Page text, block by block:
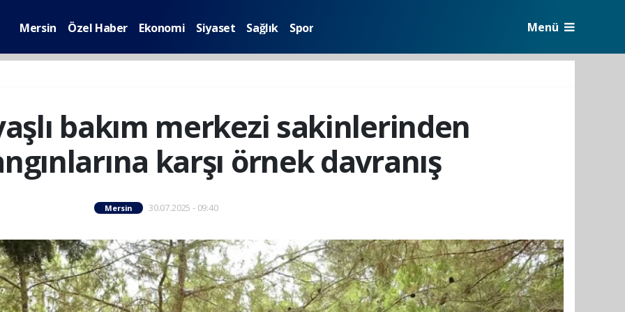
Mersin Özel Haber Ekonomi Siyaset Sağlık Spor Menü
bakım merkezi sakinlerinden
karşı örnek davranış
Mersin 30.07.2025 - 09:40